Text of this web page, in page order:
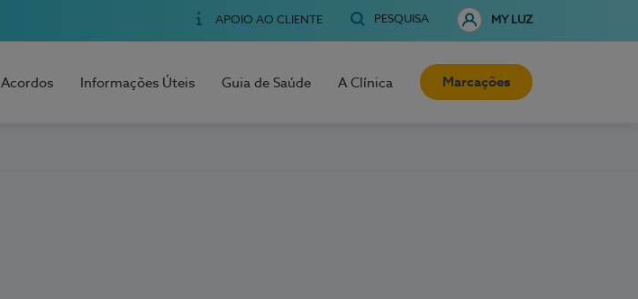
APOIO AO CLIENTE PESQUISA MY LUZ
Acordos Informações Úteis Guia de Saúde A Clínica Marcações